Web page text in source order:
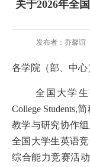
关于2026年全
发布者：乔馨谊
各学院（部、中心
全国大学
College Students,
教学与研究协作
全国大学生英语
综合能力竞赛活